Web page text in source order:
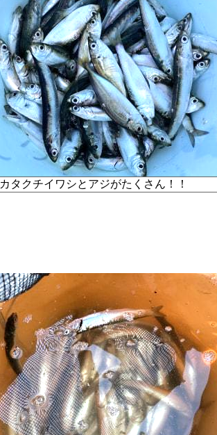
カタクチイワシとアジがたくさん！！